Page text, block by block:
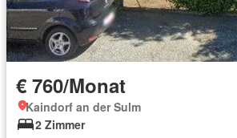
€ 760/Monat
Kaindorf an der Sulm
2 Zimmer